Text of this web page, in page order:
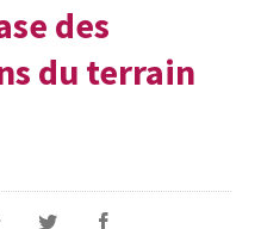
des
du terrain